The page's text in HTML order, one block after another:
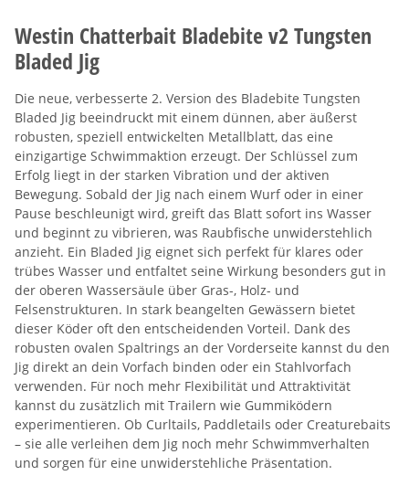
Westin Chatterbait Bladebite v2 Tungsten
Bladed Jig
Die neue, verbesserte 2. Version des Bladebite Tungsten
Bladed Jig beeindruckt mit einem dünnen, aber äußerst
robusten, speziell entwickelten Metallblatt, das eine
einzigartige Schwimmaktion erzeugt. Der Schlüssel zum
Erfolg liegt in der starken Vibration und der aktiven
Bewegung. Sobald der Jig nach einem Wurf oder in einer
Pause beschleunigt wird, greift das Blatt sofort ins Wasser
und beginnt zu vibrieren, was Raubfische unwiderstehlich
anzieht. Ein Bladed Jig eignet sich perfekt für klares oder
trübes Wasser und entfaltet seine Wirkung besonders gut in
der oberen Wassersäule über Gras-, Holz- und
Felsenstrukturen. In stark beangelten Gewässern bietet
dieser Köder oft den entscheidenden Vorteil. Dank des
robusten ovalen Spaltrings an der Vorderseite kannst du den
Jig direkt an dein Vorfach binden oder ein Stahlvorfach
verwenden. Für noch mehr Flexibilität und Attraktivität
kannst du zusätzlich mit Trailern wie Gummiködern
experimentieren. Ob Curltails, Paddletails oder Creaturebaits
– sie alle verleihen dem Jig noch mehr Schwimmverhalten
und sorgen für eine unwiderstehliche Präsentation.